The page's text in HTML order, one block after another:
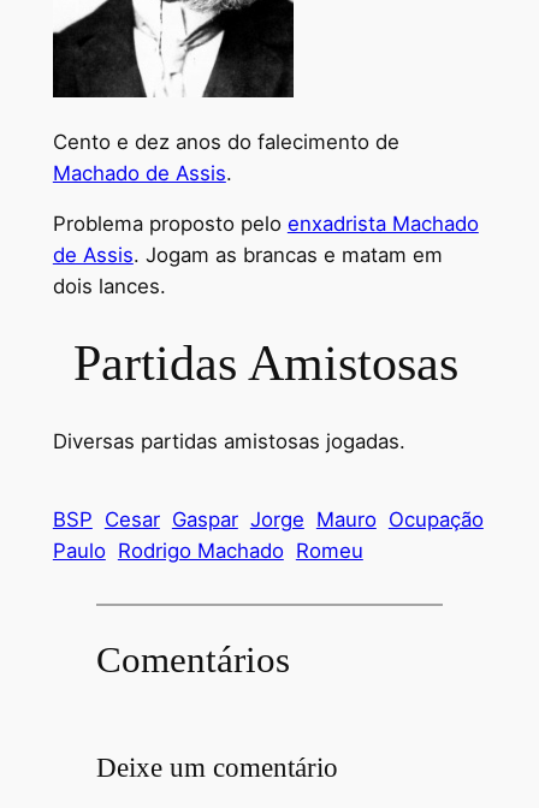
Cento e dez anos do falecimento de
Machado de Assis.
Problema proposto pelo enxadrista Machado
de Assis. Jogam as brancas e matam em
dois lances.
Partidas Amistosas
Diversas partidas amistosas jogadas.
BSP Cesar Gaspar Jorge Mauro Ocupação
Paulo Rodrigo Machado Romeu
Comentários
Deixe um comentário